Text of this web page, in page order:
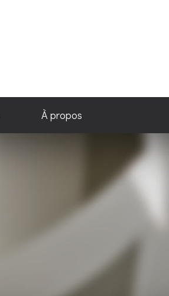
À propos